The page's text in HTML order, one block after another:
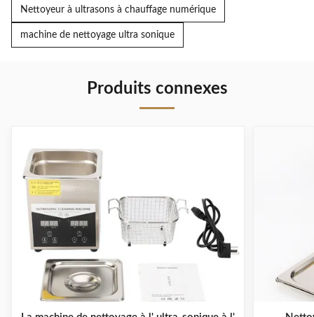
Nettoyeur à ultrasons à chauffage numérique
machine de nettoyage ultra sonique
Produits connexes